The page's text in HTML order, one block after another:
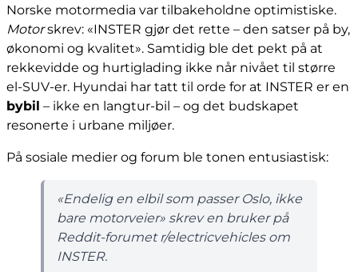
Norske motormedia var tilbakeholdne optimistiske.
Motorskrev: «INSTER gjør det rette – den satser på by,
økonomi og kvalitet». Samtidig ble det pekt på at
rekkevidde og hurtiglading ikke når nivået til større
el-SUV-er. Hyundai har tatt til orde for at INSTER er en
bybil – ikke en langtur-bil – og det budskapet
resonerte i urbane miljøer.
På sosiale medier og forum ble tonen entusiastisk:
«Endelig en elbil som passer Oslo, ikke
bare motorveier» skrev en bruker på
Reddit-forumet r/electricvehicles om
INSTER.